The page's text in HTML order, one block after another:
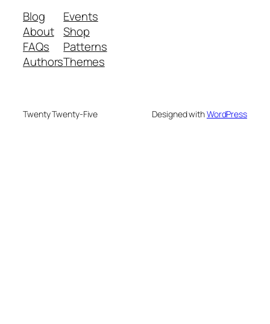
Blog
About
FAQs
Authors
Events
Shop
Patterns
Themes
Twenty Twenty-Five Designed withWordPress